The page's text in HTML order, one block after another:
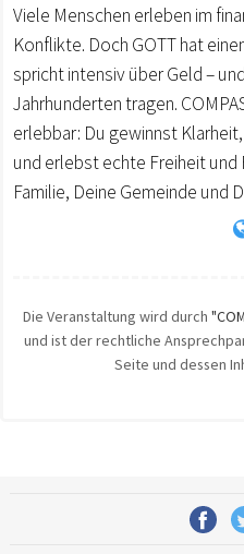
Viele Menschen erleben im
Konflikte. Doch GOTT hat
spricht intensiv über Geld –
Jahrhunderten tragen.
erlebbar: Du gewinnst
und erlebst echte Freiheit und
Familie, Deine Gemeinde und
Die Veranstaltung wird durch
und ist der rechtliche
Seite und dessen